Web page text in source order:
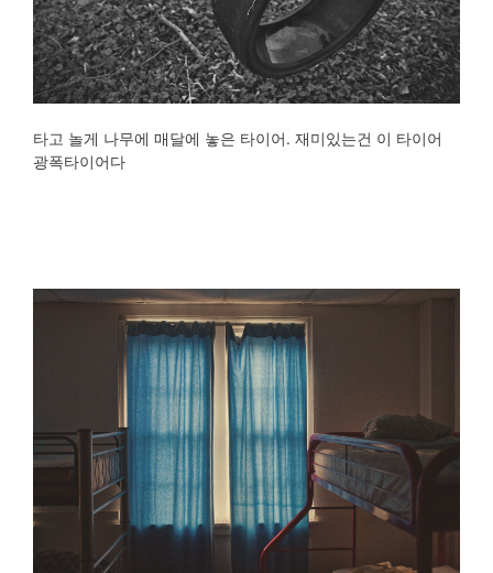
타고 놀게 나무에 매달에 놓은 타이어. 재미있는건 이 타이어
광폭타이어다